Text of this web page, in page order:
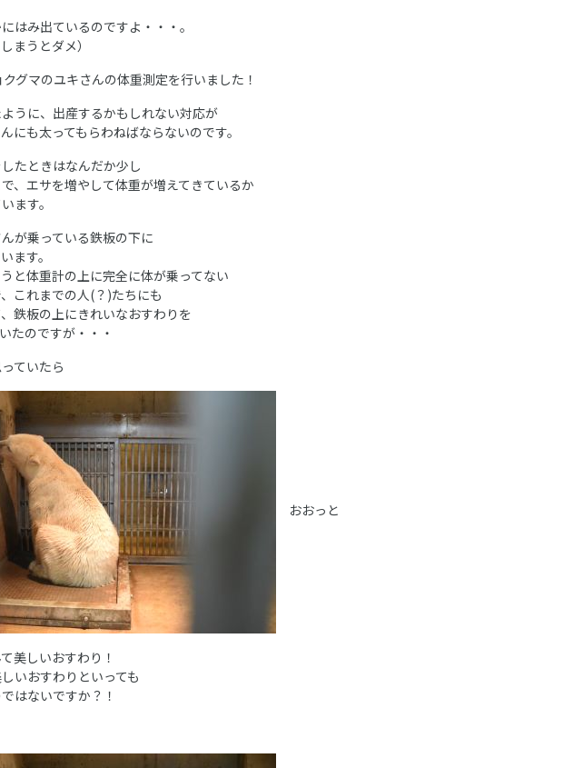
はみ出ているのですよ・・・。
まうとダメ）
グマのユキさんの体重測定を行いました！
うに、出産するかもしれない対応が
にも太ってもらわねばならないのです。
たときはなんだか少し
、エサを増やして体重が増えてきているか
ます。
が乗っている鉄板の下に
ます。
と体重計の上に完全に体が乗ってない
これまでの人(？)たちにも
鉄板の上にきれいなおすわりを
たのですが・・・
ていたら
おおっと
美しいおすわり！
いおすわりといっても
はないですか？！